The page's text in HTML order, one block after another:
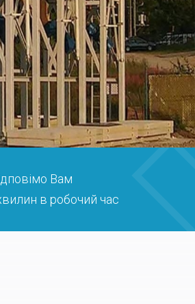
Вам
в робочий час